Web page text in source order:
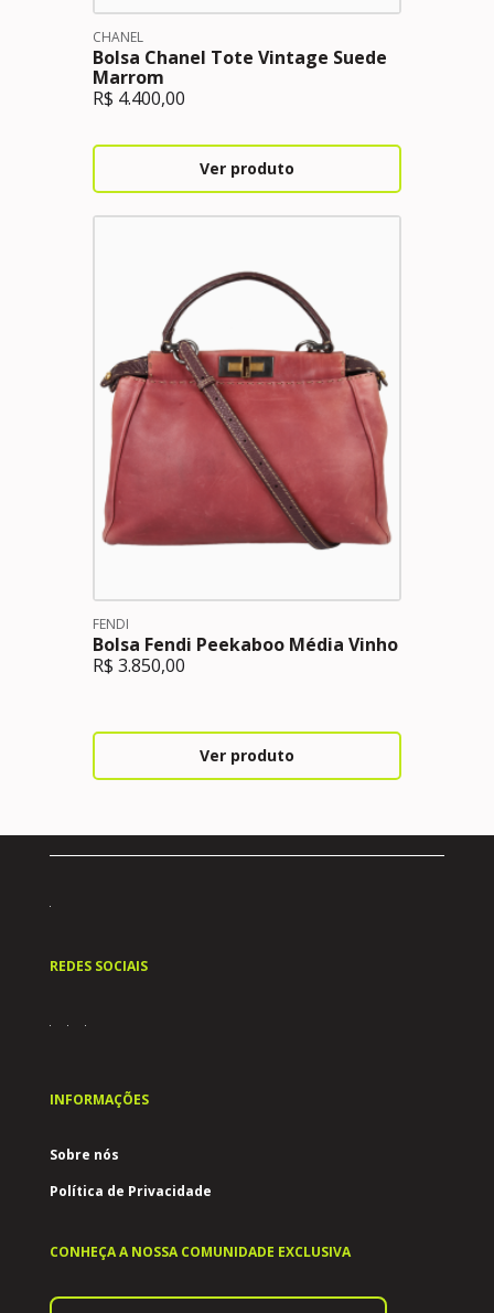
CHANEL
Bolsa Chanel Tote Vintage Suede
Marrom
R$ 4.400,00
Ver produto
FENDI
Bolsa Fendi Peekaboo Média Vinho
R$ 3.850,00
Ver produto
INFORMAÇÕES
Política de Privacidade